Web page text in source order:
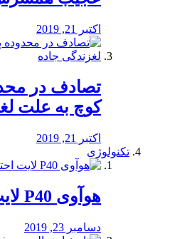
اکتبر 21, 2019
تصادف در
کوچ به علت
اکتبر 21, 2019
تکنولوژی
هوآوی P40 لایت احتمالا موبا
دسامبر 23, 2019